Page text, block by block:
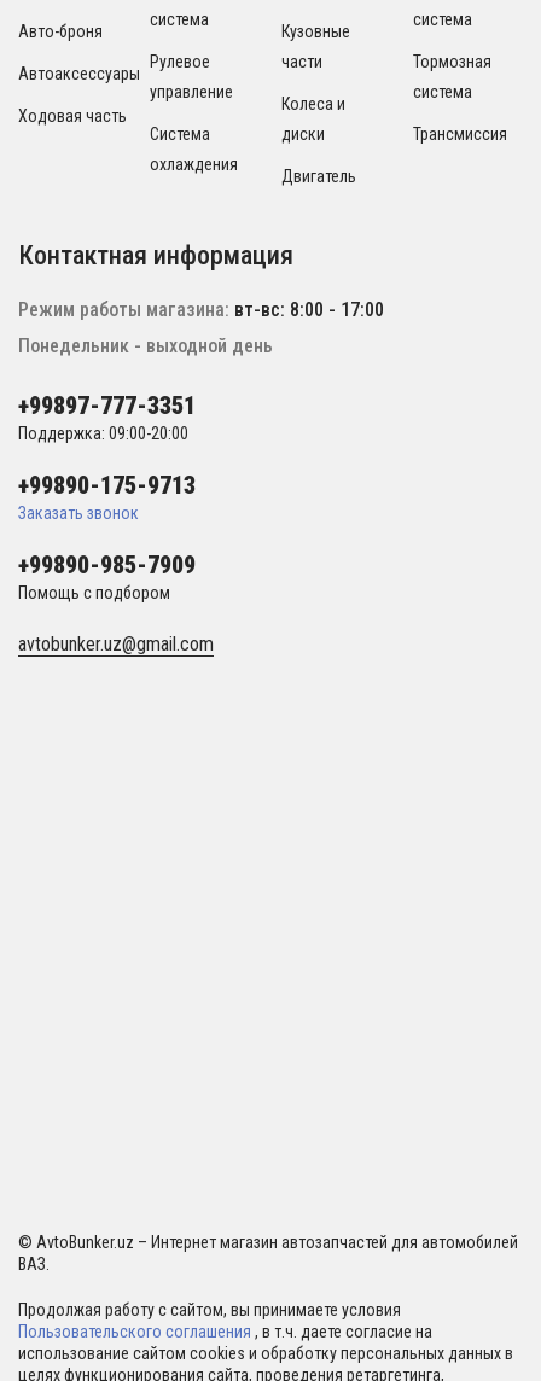
Авто-броня
Автоаксессуары
Ходовая часть
система
Рулевое
управление
Система
охлаждения
Кузовные
части
Колеса и
диски
Двигатель
система
Тормозная
система
Трансмиссия
Контактная информация
Режим работы магазина: вт-вс: 8:00 - 17:00
Понедельник - выходной день
+99897-777-3351
Поддержка: 09:00-20:00
+99890-175-9713
Заказать звонок
+99890-985-7909
Помощь с подбором
avtobunker.uz@gmail.com
© AvtoBunker.uz – Интернет магазин автозапчастей для автомобилей
ВАЗ.
Продолжая работу с сайтом, вы принимаете условия
Пользовательского соглашения , в т.ч. даете согласие на
использование сайтом cookies и обработку персональных данных в
целях функционирования сайта, проведения ретаргетинга,